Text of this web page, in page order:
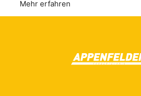
Mehr erfahren